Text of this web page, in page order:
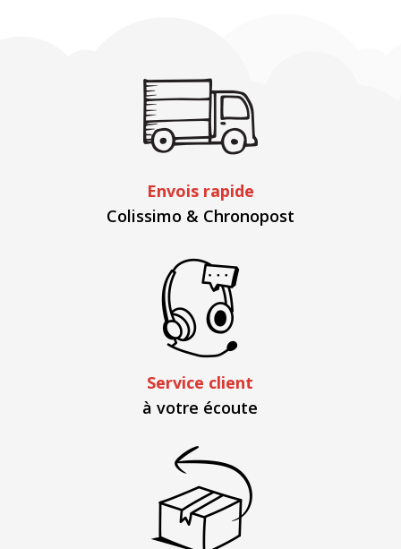
Envois rapide
Colissimo & Chronopost
Service client
à votre écoute